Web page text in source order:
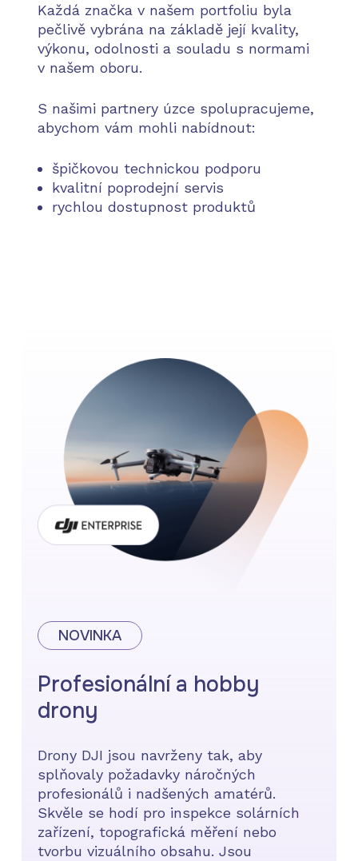
Každá značka v našem portfoliu byla
pečlivě vybrána na základě její kvality,
výkonu, odolnosti a souladu s normami
v našem oboru.
S našimi partnery úzce spolupracujeme,
abychom vám mohli nabídnout:
špičkovou technickou podporu
kvalitní poprodejní servis
rychlou dostupnost produktů
NOVINKA
Profesionální a hobby
drony
Drony DJI jsou navrženy tak, aby
splňovaly požadavky náročných
profesionálů i nadšených amatérů.
Skvěle se hodí pro inspekce solárních
zařízení, topografická měření nebo
tvorbu vizuálního obsahu. Jsou